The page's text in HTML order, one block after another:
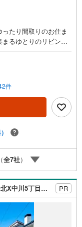
たり間取りのお住ま
るゆとりのリビング
ボーナスライトがも
ャンペーン」の対象
予約をする」ボタン
！ JAPAN IDでロ
ナスライトは出金と譲
ら60日です。ーーー
動金利）※上記金利は
表記の返済額と異な
ーーーーーーーーー
件
全7社）
【大和ハウス】セキュレア横濱センター北X中川5丁目 （分譲住宅） PR